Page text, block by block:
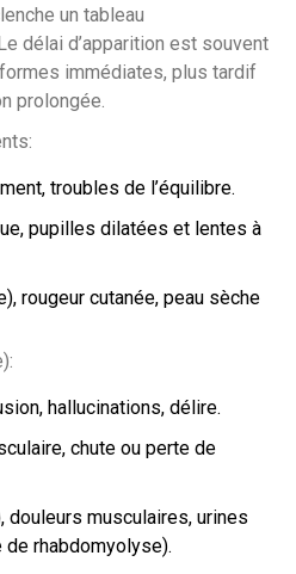
un tableau
délai d’apparition est souvent
immédiates, plus tardif
prolongée.
troubles de l’équilibre.
pupilles dilatées et lentes à
rougeur cutanée, peau sèche
hallucinations, délire.
chute ou perte de
douleurs musculaires, urines
rhabdomyolyse).